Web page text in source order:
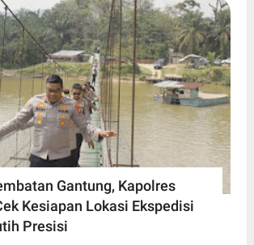
Gantung, Kapolres
Kesiapan Lokasi Ekspedisi
Presisi